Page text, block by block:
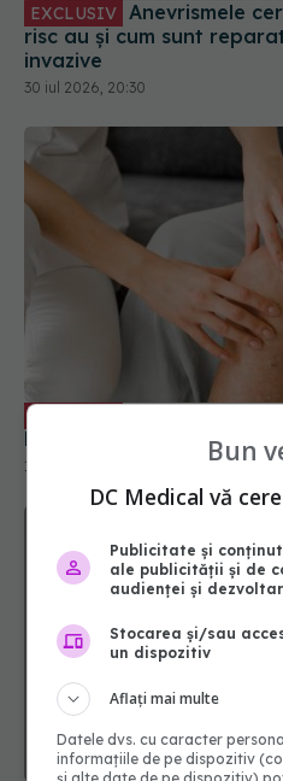
EXCLUSIV
risc au și cum sunt
invazive
30 iul 2026, 20:30
Liviu Ojoga (SANADOR):
19 apr 2026, 19:47 Bun
DC Medical vă
Publicitate și
ale publicității și de
audienței și
Stocarea și/sau
un dispozitiv
Aflați mai multe
Datele dvs. cu caracter
informațiile de pe dispozitiv